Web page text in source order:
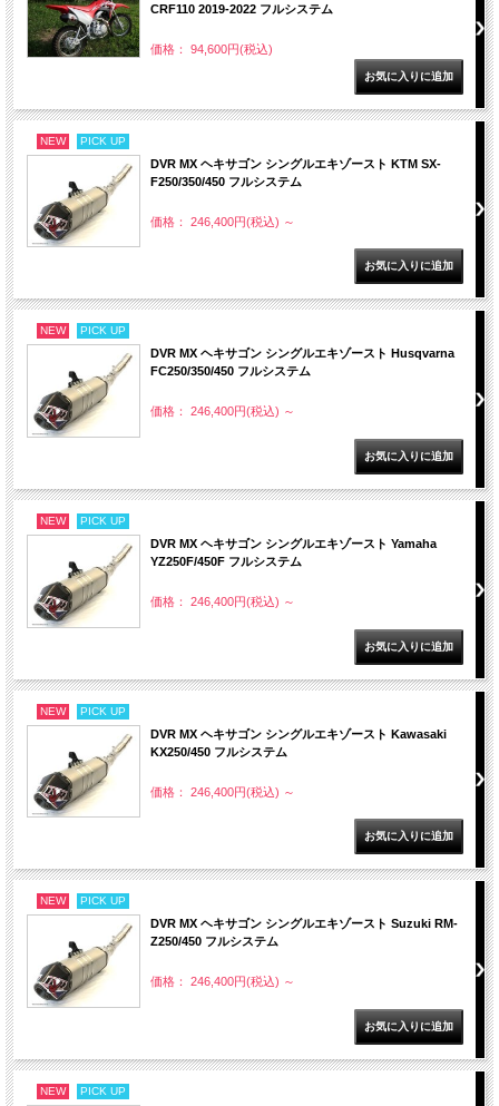
CRF110 2019-2022 フルシステム
価格： 94,600円(税込)
NEW PICK UP
DVR MX ヘキサゴン シングルエキゾースト KTM SX-
F250/350/450 フルシステム
価格： 246,400円(税込) ～
NEW PICK UP
DVR MX ヘキサゴン シングルエキゾースト Husqvarna
FC250/350/450 フルシステム
価格： 246,400円(税込) ～
NEW PICK UP
DVR MX ヘキサゴン シングルエキゾースト Yamaha
YZ250F/450F フルシステム
価格： 246,400円(税込) ～
NEW PICK UP
DVR MX ヘキサゴン シングルエキゾースト Kawasaki
KX250/450 フルシステム
価格： 246,400円(税込) ～
NEW PICK UP
DVR MX ヘキサゴン シングルエキゾースト Suzuki RM-
Z250/450 フルシステム
価格： 246,400円(税込) ～
NEW PICK UP